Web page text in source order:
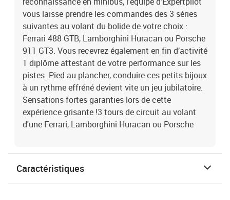
vous laisse prendre les commandes des 3 séries
suivantes au volant du bolide de votre choix :
Ferrari 488 GTB, Lamborghini Huracan ou Porsche
911 GT3. Vous recevrez également en fin d’activité
1 diplôme attestant de votre performance sur les
pistes. Pied au plancher, conduire ces petits bijoux
à un rythme effréné devient vite un jeu jubilatoire.
Sensations fortes garanties lors de cette
expérience grisante !3 tours de circuit au volant
d'une Ferrari, Lamborghini Huracan ou Porsche
Caractéristiques